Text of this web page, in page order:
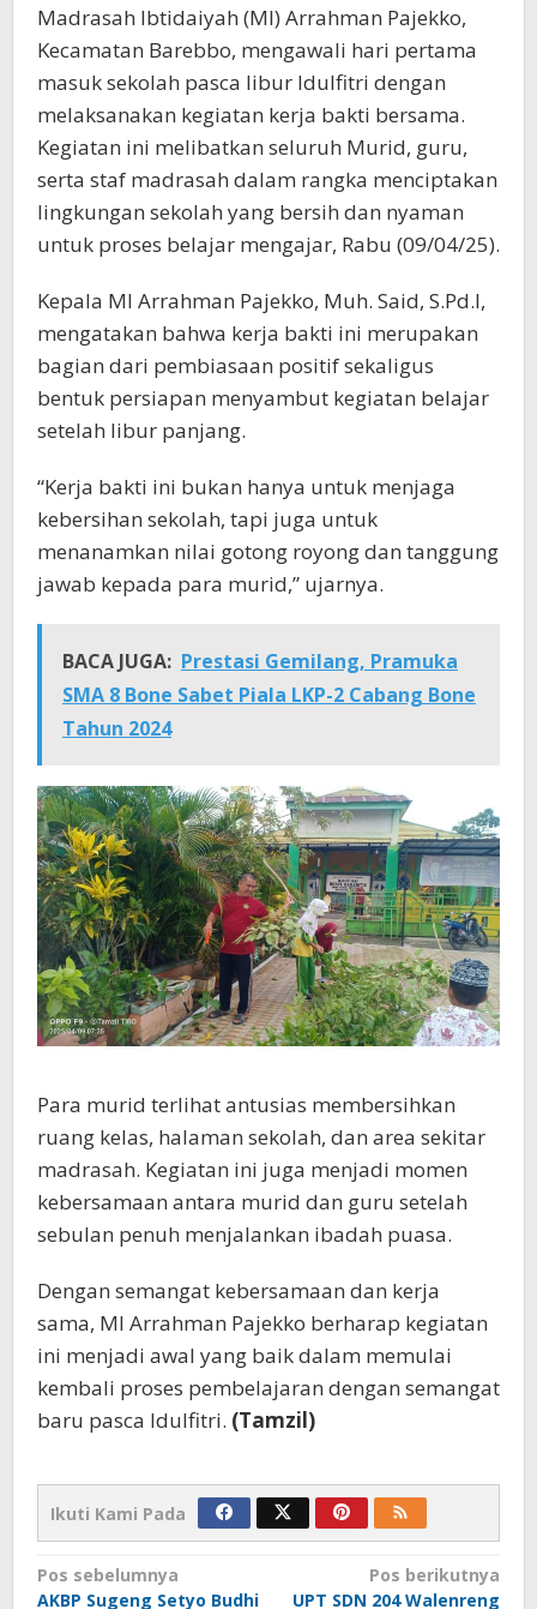
Madrasah Ibtidaiyah (MI) Arrahman Pajekko,
Kecamatan Barebbo, mengawali hari pertama
masuk sekolah pasca libur Idulfitri dengan
melaksanakan kegiatan kerja bakti bersama.
Kegiatan ini melibatkan seluruh Murid, guru,
serta staf madrasah dalam rangka menciptakan
lingkungan sekolah yang bersih dan nyaman
untuk proses belajar mengajar, Rabu (09/04/25).
Kepala MI Arrahman Pajekko, Muh. Said, S.Pd.I,
mengatakan bahwa kerja bakti ini merupakan
bagian dari pembiasaan positif sekaligus
bentuk persiapan menyambut kegiatan belajar
setelah libur panjang.
“Kerja bakti ini bukan hanya untuk menjaga
kebersihan sekolah, tapi juga untuk
menanamkan nilai gotong royong dan tanggung
jawab kepada para murid,” ujarnya.
BACA JUGA: Prestasi Gemilang, Pramuka
SMA 8 Bone Sabet Piala LKP-2 Cabang Bone
Tahun 2024
Para murid terlihat antusias membersihkan
ruang kelas, halaman sekolah, dan area sekitar
madrasah. Kegiatan ini juga menjadi momen
kebersamaan antara murid dan guru setelah
sebulan penuh menjalankan ibadah puasa.
Dengan semangat kebersamaan dan kerja
sama, MI Arrahman Pajekko berharap kegiatan
ini menjadi awal yang baik dalam memulai
kembali proses pembelajaran dengan semangat
baru pasca Idulfitri. (Tamzil)
Ikuti Kami Pada
Navigasi
Pos sebelumnya
AKBP Sugeng Setyo Budhi
Pos berikutnya
UPT SDN 204 Walenreng